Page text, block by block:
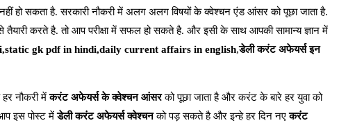
नहीं हो सकता है. सरकारी नौकरी में अलग अलग विषयों के क्वेश्चन एंड आंसर को पूछा जाता है.
करते है. तो आप परीक्षा में सफल हो सकते है. और इसी के साथ आपकी सामान्य ज्ञान में
gk pdf in hindi,daily current affairs in english,डेली करंट अफेयर्स इन
नौकरी मेंकरंट अफेयर्स के क्वेश्चन आंसरको पूछा जाता है और करंट के बारे हर युवा को
इस पोस्ट मेंडेली करंट अफेयर्स क्वेश्चनको पड़ सकते है और इन्हे हर दिन नएकरंट